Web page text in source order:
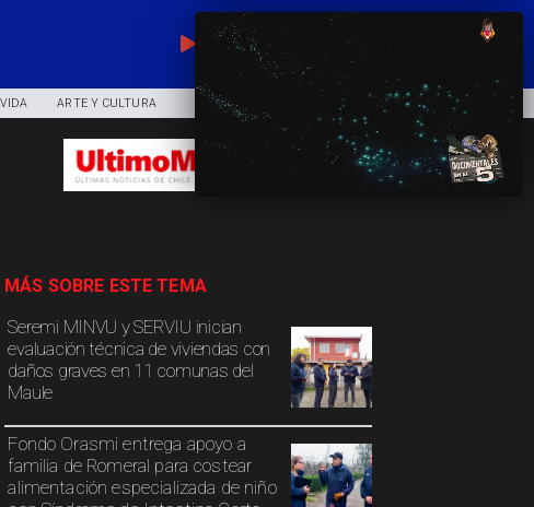
EN VIVO
ARTE Y CULTURA COMUNIDAD DEPORTES
Seremi MINVU y SERVIU inician
evaluación técnica de viviendas con
daños graves en 11 comunas del
Maule
Fondo Orasmi entrega apoyo a
familia de Romeral para costear
alimentación especializada de niño
MÁS SOBRE ESTE TEMA